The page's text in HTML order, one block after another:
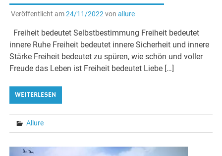
Veröffentlicht am24/11/2022 von allure
Freiheit bedeutet Selbstbestimmung Freiheit bedeutet
innere Ruhe Freiheit bedeutet innere Sicherheit und innere
Stärke Freiheit bedeutet zu spüren, wie schön und voller
Freude das Leben ist Freiheit bedeutet Liebe […]
WEITERLESEN
Allure